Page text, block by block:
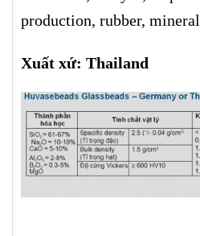
production, rubber,
Xuất xứ: Thailand